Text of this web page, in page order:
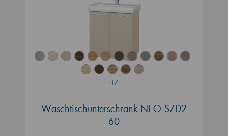
+17
Waschtischunterschrank NEO SZD2
60